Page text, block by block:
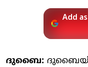
Add
ദുബൈ: